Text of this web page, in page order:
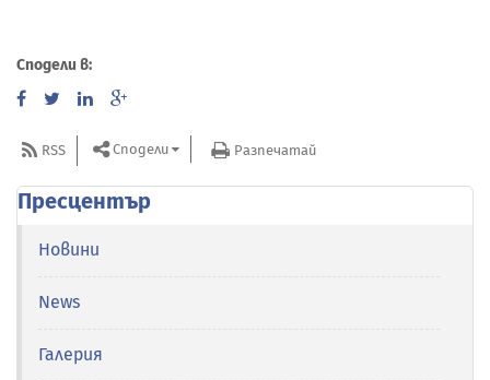
Сподели в:
RSS Сподели Разпечатай
Пресцентър
Новини
News
Галерия